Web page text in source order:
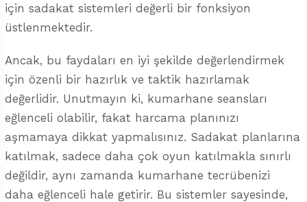
için sadakat sistemleri değerli bir fonksiyon
üstlenmektedir.
Ancak, bu faydaları en iyi şekilde değerlendirmek
için özenli bir hazırlık ve taktik hazırlamak
değerlidir. Unutmayın ki, kumarhane seansları
eğlenceli olabilir, fakat harcama planınızı
aşmamaya dikkat yapmalısınız. Sadakat planlarına
katılmak, sadece daha çok oyun katılmakla sınırlı
değildir, aynı zamanda kumarhane tecrübenizi
daha eğlenceli hale getirir. Bu sistemler sayesinde,